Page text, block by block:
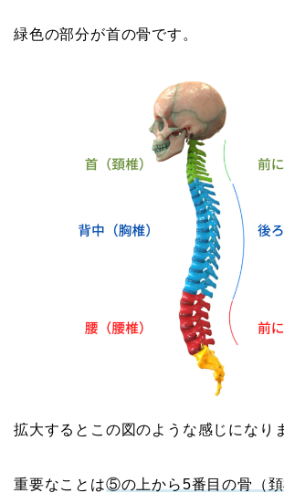
緑色の部分が首の骨です。
拡大するとこの図のような感じになり
重要なことは⑤の上から5番目の骨（